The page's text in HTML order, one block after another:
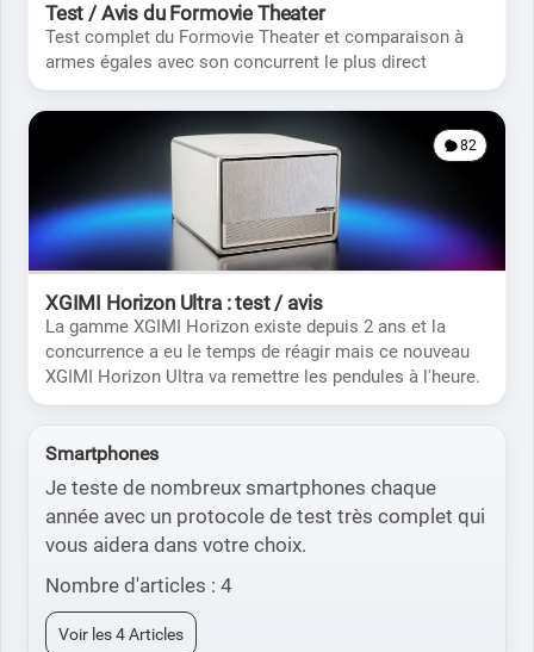
Test / Avis du Formovie Theater
Test complet du Formovie Theater et comparaison à
armes égales avec son concurrent le plus direct
82
XGIMI Horizon Ultra : test / avis
La gamme XGIMI Horizon existe depuis 2 ans et la
concurrence a eu le temps de réagir mais ce nouveau
XGIMI Horizon Ultra va remettre les pendules à l'heure.
Smartphones
Je teste de nombreux smartphones chaque
année avec un protocole de test très complet qui
vous aidera dans votre choix.
Nombre d'articles : 4
Voir les 4 Articles